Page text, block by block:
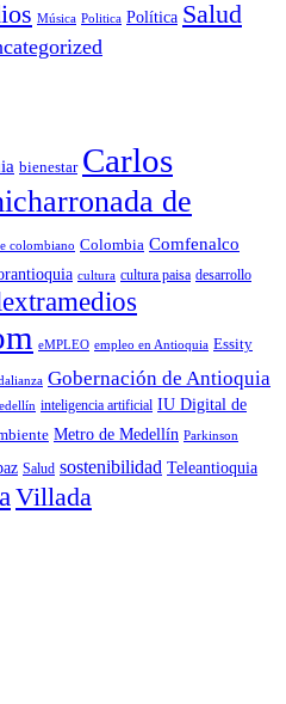
Música Politica Política Salud
bienestar Carlos
de
colombiano Colombia Comfenalco
cultura cultura paisa desarrollo
eMPLEO empleo en Antioquia Essity
Gobernación de Antioquia
inteligencia artificial IU Digital de
Metro de Medellín Parkinson
Salud sostenibilidad Teleantioquia
Villada